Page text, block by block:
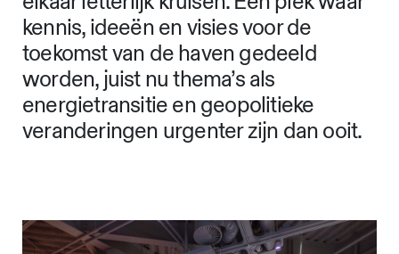
kennis, ideeën en visies voor de
toekomst van de haven gedeeld
worden, juist nu thema’s als
energietransitie en geopolitieke
veranderingen urgenter zijn dan ooit.